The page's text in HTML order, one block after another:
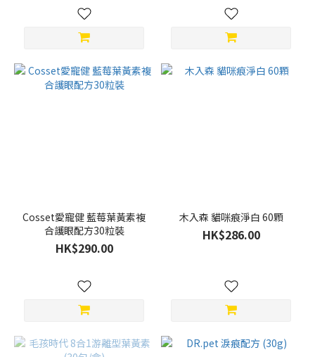
Cosset愛寵健 藍莓葉黃素複
合護眼配方30粒裝
HK$290.00
木入森 貓咪痕淨白 60顆
HK$286.00